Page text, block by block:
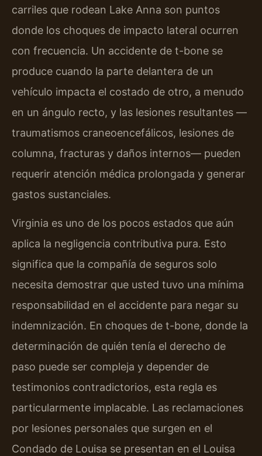
carriles que rodean Lake Anna son puntos
donde los choques de impacto lateral ocurren
con frecuencia. Un accidente de t-bone se
produce cuando la parte delantera de un
vehículo impacta el costado de otro, a menudo
en un ángulo recto, y las lesiones resultantes —
traumatismos craneoencefálicos, lesiones de
columna, fracturas y daños internos— pueden
requerir atención médica prolongada y generar
gastos sustanciales.
Virginia es uno de los pocos estados que aún
aplica la negligencia contributiva pura. Esto
significa que la compañía de seguros solo
necesita demostrar que usted tuvo una mínima
responsabilidad en el accidente para negar su
indemnización. En choques de t-bone, donde la
determinación de quién tenía el derecho de
paso puede ser compleja y depender de
testimonios contradictorios, esta regla es
particularmente implacable. Las reclamaciones
por lesiones personales que surgen en el
Condado de Louisa se presentan en el Louisa